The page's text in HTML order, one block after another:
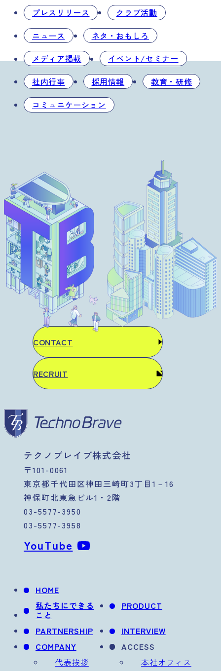
プレスリリース
クラブ活動
ニュース
ネタ・おもしろ
メディア掲載
イベント/セミナー
社内行事
採用情報
教育・研修
コミュニケーション
CONTACT
RECRUIT
テクノブレイブ株式会社
〒101-0061
東京都千代田区神田三崎町3丁目1－16
神保町北東急ビル1・2階
03-5577-3950
03-5577-3958
YouTube
HOME
私たちにできる
こと
PRODUCT
PARTNERSHIP
INTERVIEW
COMPANY
代表挨拶
ACCESS
本社オフィス